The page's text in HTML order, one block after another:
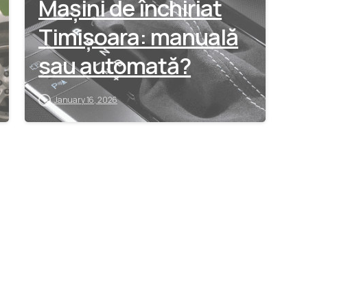
Mașini de închiriat
Timișoara: manuală
sau automată?
January 16, 2026